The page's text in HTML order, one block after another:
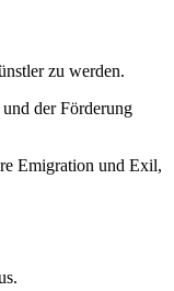
zu werden.
der Förderung
Emigration und Exil,